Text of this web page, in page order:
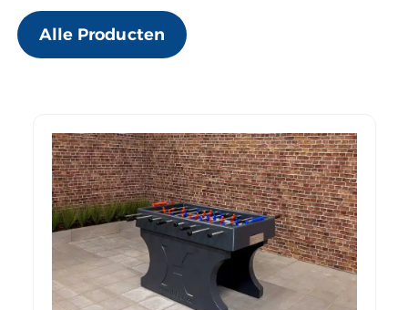
Alle Producten